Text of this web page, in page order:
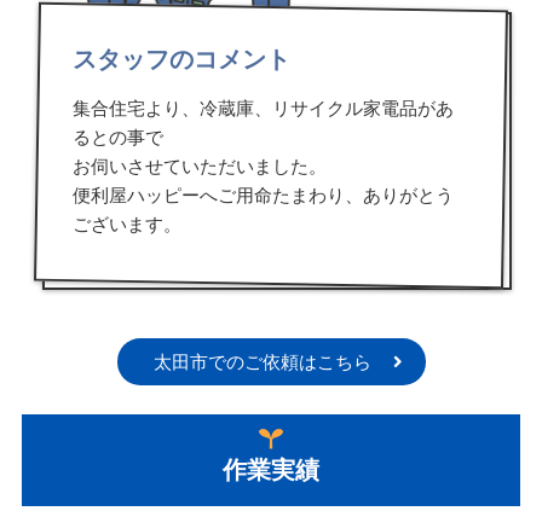
スタッフのコメント
集合住宅より、冷蔵庫、リサイクル家電品があ
るとの事で
お伺いさせていただいました。
便利屋ハッピーへご用命たまわり、ありがとう
ございます。
太田市でのご依頼はこちら
作業実績